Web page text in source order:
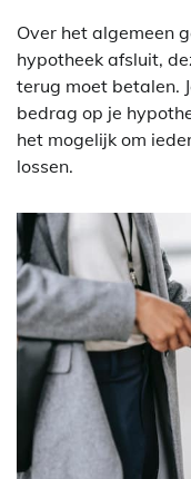
Over het algemeen
hypotheek afsluit,
terug moet betalen.
bedrag op je
het mogelijk om
lossen.